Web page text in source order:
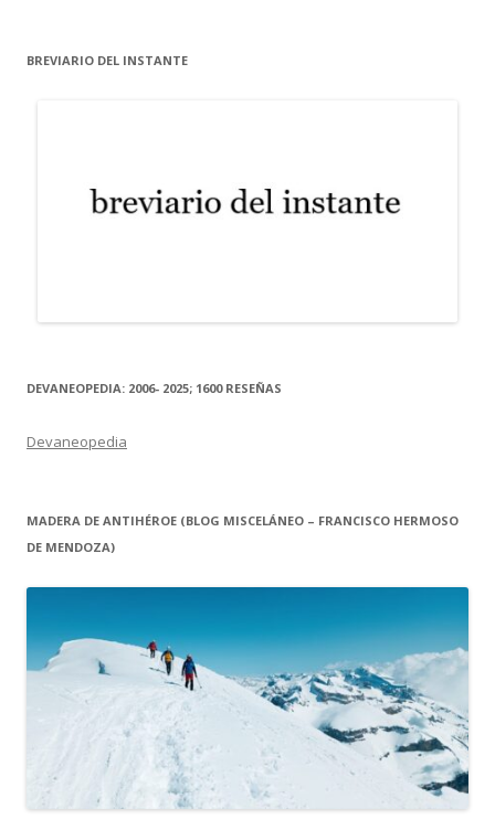
BREVIARIO DEL INSTANTE
DEVANEOPEDIA: 2006- 2025; 1600 RESEÑAS
Devaneopedia
MADERA DE ANTIHÉROE (BLOG MISCELÁNEO – FRANCISCO HERMOSO
DE MENDOZA)